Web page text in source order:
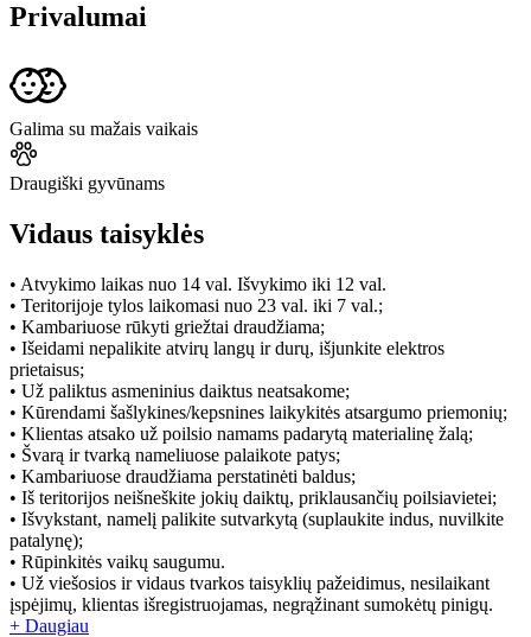
Privalumai
Galima su mažais vaikais
Draugiški gyvūnams
Vidaus taisyklės
• Atvykimo laikas nuo 14 val. Išvykimo iki 12 val.
• Teritorijoje tylos laikomasi nuo 23 val. iki 7 val.;
• Kambariuose rūkyti griežtai draudžiama;
• Išeidami nepalikite atvirų langų ir durų, išjunkite elektros
prietaisus;
• Už paliktus asmeninius daiktus neatsakome;
• Kūrendami šašlykines/kepsnines laikykitės atsargumo priemonių;
• Klientas atsako už poilsio namams padarytą materialinę žalą;
• Švarą ir tvarką nameliuose palaikote patys;
• Kambariuose draudžiama perstatinėti baldus;
• Iš teritorijos neišneškite jokių daiktų, priklausančių poilsiavietei;
• Išvykstant, namelį palikite sutvarkytą (suplaukite indus, nuvilkite
patalynę);
• Rūpinkitės vaikų saugumu.
• Už viešosios ir vidaus tvarkos taisyklių pažeidimus, nesilaikant
įspėjimų, klientas išregistruojamas, negrąžinant sumokėtų pinigų.
+ Daugiau